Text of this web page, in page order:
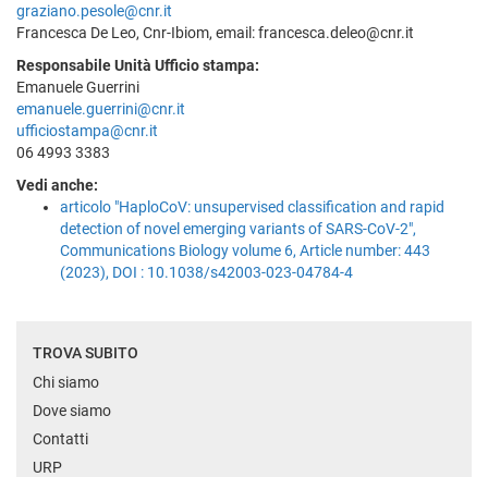
graziano.pesole@cnr.it
Francesca De Leo, Cnr-Ibiom, email: francesca.deleo@cnr.it
Responsabile Unità Ufficio stampa:
Emanuele Guerrini
emanuele.guerrini@cnr.it
ufficiostampa@cnr.it
06 4993 3383
Vedi anche:
articolo "HaploCoV: unsupervised classification and rapid
detection of novel emerging variants of SARS-CoV-2",
Communications Biology volume 6, Article number: 443
(2023), DOI : 10.1038/s42003-023-04784-4
TROVA SUBITO
Chi siamo
Dove siamo
Contatti
URP